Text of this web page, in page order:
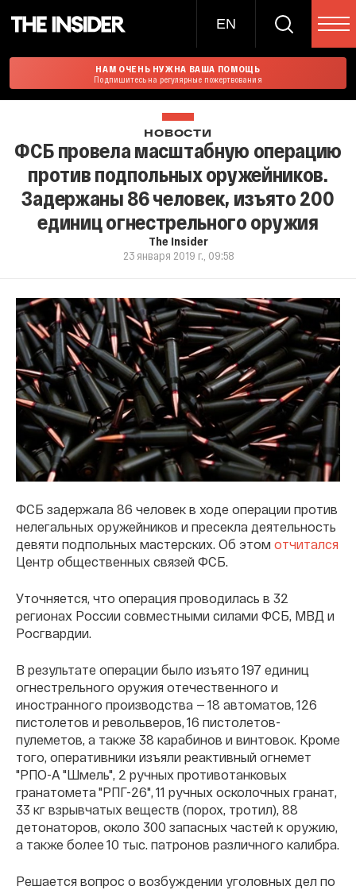
EN
НАМ ОЧЕНЬ НУЖНА ВАША ПОМОЩЬ
Подпишитесь на регулярные пожертвования
НОВОСТИ
ФСБ провела масштабную операцию
против подпольных оружейников.
Задержаны 86 человек, изъято 200
единиц огнестрельного оружия
The Insider
23 января 2019 г., 09:58
ФСБ задержала 86 человек в ходе операции против
нелегальных оружейников и пресекла деятельность
девяти подпольных мастерских. Об этом отчитался
Центр общественных связей ФСБ.
Уточняется, что операция проводилась в 32
регионах России совместными силами ФСБ, МВД и
Росгвардии.
В результате операции было изъято 197 единиц
огнестрельного оружия отечественного и
иностранного производства — 18 автоматов, 126
пистолетов и револьверов, 16 пистолетов-
пулеметов, а также 38 карабинов и винтовок. Кроме
того, оперативники изъяли реактивный огнемет
"РПО-А "Шмель", 2 ручных противотанковых
гранатомета "РПГ-26", 11 ручных осколочных гранат,
33 кг взрывчатых веществ (порох, тротил), 88
детонаторов, около 300 запасных частей к оружию,
а также более 10 тыс. патронов различного калибра.
Решается вопрос о возбуждении уголовных дел по